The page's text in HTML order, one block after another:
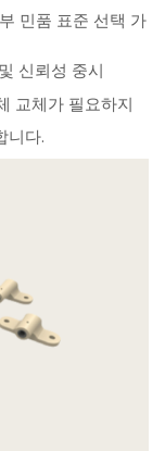
민품 표준 선택 가
신뢰성 중시
교체가 필요하지
니다.